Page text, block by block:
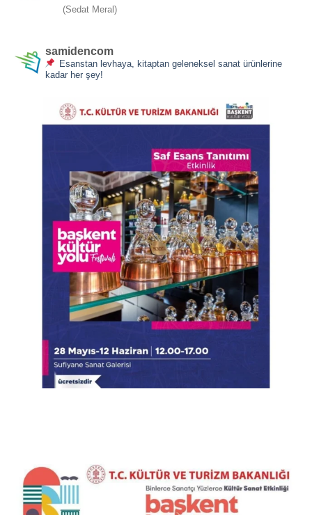
5 üzerinden
5
(Sedat Meral)
samidencom
Esanstan levhaya, kitaptan geleneksel sanat ürünlerine
kadar her şey!